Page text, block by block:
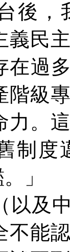
後
義民
在過
階級
力。
制度
」
以及
不能